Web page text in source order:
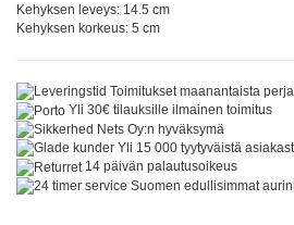
Kehyksen leveys: 14.5 cm
Kehyksen korkeus: 5 cm
Toimitukset maanantaista
Yli 30€ tilauksille ilmainen toimitus
Nets Oy:n hyväksymä
Yli 15 000 tyytyväistä
14 päivän palautusoikeus
Suomen edullisimmat